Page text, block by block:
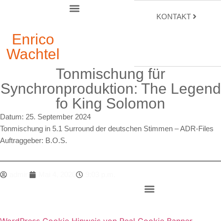
Enrico
Wachtel
KONTAKT
Tonmischung für
Synchronproduktion: The Legend
fo King Solomon
Datum: 25. September 2024
Tonmischung in 5.1 Surround der deutschen Stimmen – ADR-Files
Auftraggeber: B.O.S.